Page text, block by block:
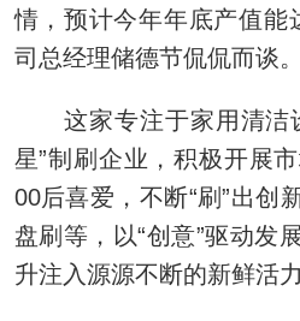
情，预计今年年底产值能
司总经理储德节侃侃而谈。
这家专注于家用清洁
星”制刷企业，积极开展
00后喜爱，不断“刷”出创
盘刷等，以“创意”驱动发
升注入源源不断的新鲜活力